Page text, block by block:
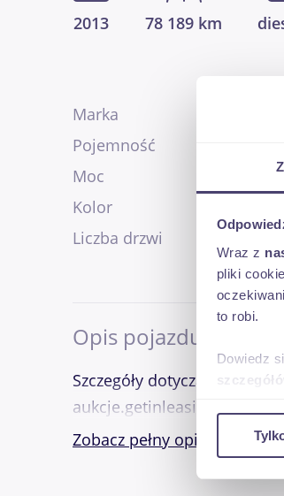
Wraz z
pliki
to robi.
Dowiedz
ruch w
2013 78 189 km
Marka
Pojemność
Moc
Kolor
Liczba drzwi
Opis pojazdu
Szczegóły dotyczące
aukcje.getinleasing.pl
Zobacz pełny opis